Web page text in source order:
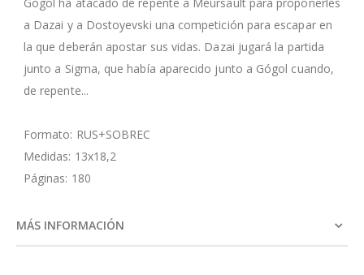
Gógol ha atacado de repente a Meursault para proponerles
a Dazai y a Dostoyevski una competición para escapar en
la que deberán apostar sus vidas. Dazai jugará la partida
junto a Sigma, que había aparecido junto a Gógol cuando,
de repente...
Formato: RUS+SOBREC
Medidas: 13x18,2
Páginas: 180
MÁS INFORMACIÓN